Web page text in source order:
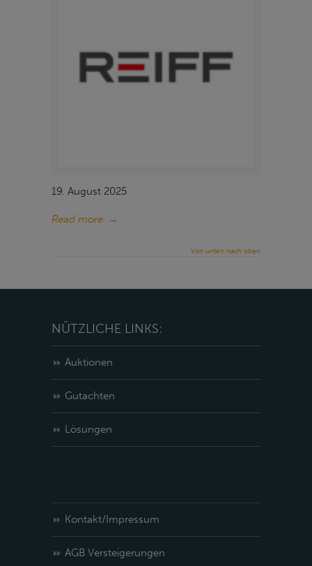
19. August 2025
Read more →
Von unten nach oben
NÜTZLICHE LINKS:
Auktionen
Gutachten
Lösungen
Kontakt/Impressum
AGB Versteigerungen